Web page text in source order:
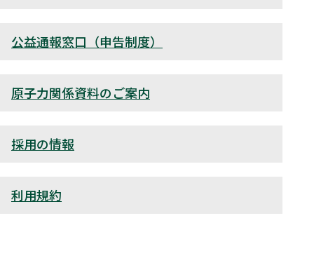
公益通報窓口（申告制度）
原子力関係資料のご案内
採用の情報
利用規約